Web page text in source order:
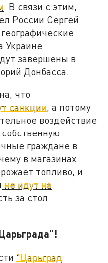
. В связи с этим,
России Сергей
Украине
завершены в
Донбасса.
что
санкции, а потому
воздействие
граждане в
в магазинах
топливо, и
не идут на
за стол
"Царьград